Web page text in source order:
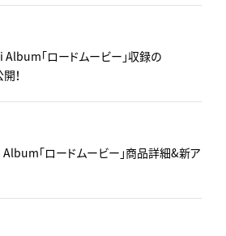
「ロードムービー」収録の
！
「ロードムービー」商品詳細&新ア